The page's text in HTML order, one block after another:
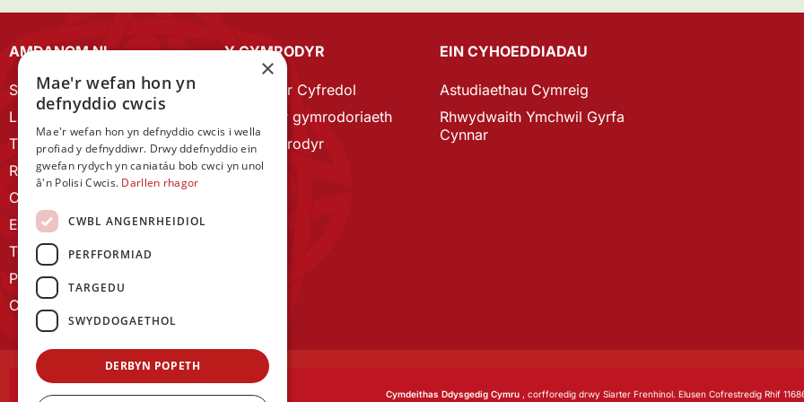
AMDANOM NI
Strategaeth 2023-28
Llywodraethu
Tîm Staff
RYGC Hafan
Canllawiau brandio
Ein Hanes
Telerau ac Amodau
Polisi Preifatrwydd
Cysylltu â ni
Y CYMRODYR
Cymrodyr Cyfredol
Esbonio’r gymrodoriaeth
Cyn Gymrodyr
EIN CYHOEDDIADAU
Astudiaethau Cymreig
Rhwydwaith Ymchwil Gyrfa
Cynnar
Cymdeithas Ddysgedig Cymru , corfforedig drwy Siarter Frenhinol. Elusen Cofrestredig Rhif
×
Mae'r wefan hon yn
defnyddio cwcis
Mae'r wefan hon yn defnyddio cwcis i wella
profiad y defnyddiwr. Drwy ddefnyddio ein
gwefan rydych yn caniatáu bob cwci yn unol
â'n Polisi Cwcis. Darllen rhagor
CWBL ANGENRHEIDIOL
PERFFORMIAD
TARGEDU
SWYDDOGAETHOL
DERBYN POPETH